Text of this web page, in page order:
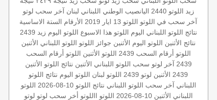
زيد اللوتو 2440 اليانصيب الوطني اللبناني لبنان آخر سحب لوتو
آخر سحب في اللوتو اللوتو 13 ايار 2019
الأرقام الستة الاساسية
نتائج اللوتو اللبناني اليوم اللوتو هذا الاسبوع اللوتو اليوم زيد 2439
نتائج الأثنين اللوتو اليوم الأثنين جوائز اللوتو اللوتو اللبناني الأثنين
اللوتو أرقام السحب 2439
اللوتو الأثنين اللوتو أرقام السحب
2439 آخر لوتو سحب اللوتو اللبناني الأثنين نتائج اللوتو الأثنين
2439 الأثنين
لوتو 2439 اللوتو لبنان اللوتو اليوم نتائج اللوتو
اللبناني آخر سحب اللوتو اللبناني نتائج اللوتو 10-08-2026
اللوتو
اللبناني الأثنين 10-08-2026
اللوتو االلوتو أخر سحب لوتو لوتو